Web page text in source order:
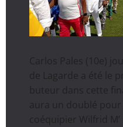
Carlos Pales (10e)
de Lagarde a été le
buteur dans cette
aura un doublé pour
coéquipier Wilfrid M’